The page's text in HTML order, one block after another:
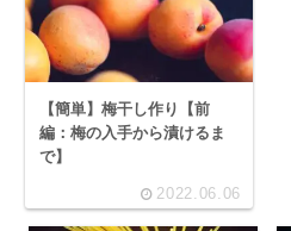
【簡単】梅干し作り【前
編：梅の入手から漬けるま
で】
2022.06.06